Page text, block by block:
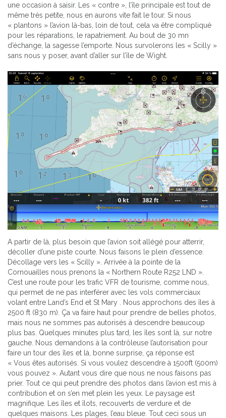
une occasion à saisir. Les « contre », l’île principale est tout de
même très petite, nous en aurons vite fait le tour. Si nous
« plantons » l’avion là-bas, loin de tout, cela va être compliqué
pour les réparations, le rapatriement. Au bout de 30 mn
d’échange, la sagesse l’emporte. Nous survolerons les « Scilly »
sans nous y poser, avant d’aller sur l’île de Wight.
A partir de là, plus besoin que l’avion soit allégé pour atterrir,
décoller d’une piste courte. Nous faisons le plein d’essence.
Décollage vers les « Scilly ». Arrivée à la pointe de la
Cornouailles nous prenons la « Northern Route R252 LND ».
C’est une route pour les trafic VFR de tourisme, comme nous,
qui permet de ne pas interférer avec les vols commerciaux
volant entre Land’s End et St Mary . Nous approchons des îles à
2500 ft (830 m). Ça va faire haut pour prendre de belles photos,
mais nous ne sommes pas autorisés à descendre beaucoup
plus bas. Quelques minutes plus tard, les îles sont là, sur notre
gauche. Nous demandons à la contrôleuse l’autorisation pour
faire un tour des îles et là, bonne surprise, ça réponse est
« Vous êtes autorisés. Si vous voulez descendre à 1500ft (500m)
vous pouvez ». Autant vous dire que nous ne nous faisons pas
prier. Tout ce qui peut prendre des photos dans l’avion est mis à
contribution et on s’en met plein les yeux. Le paysage est
magnifique. Les îles et îlots, recouverts de verdure et de
quelques maisons. Les plages, l’eau bleue. Tout ceci sous un